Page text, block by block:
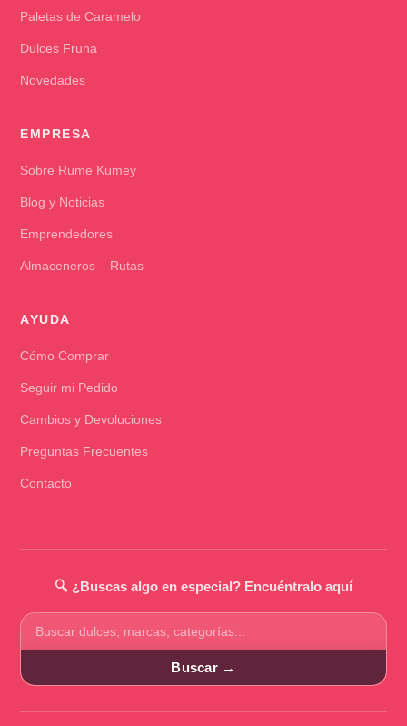
Paletas de Caramelo
Dulces Fruna
Novedades
EMPRESA
Sobre Rume Kumey
Blog y Noticias
Emprendedores
Almaceneros – Rutas
AYUDA
Cómo Comprar
Seguir mi Pedido
Cambios y Devoluciones
Preguntas Frecuentes
Contacto
🔍 ¿Buscas algo en especial? Encuéntralo aquí
Buscar
productos
Buscar →